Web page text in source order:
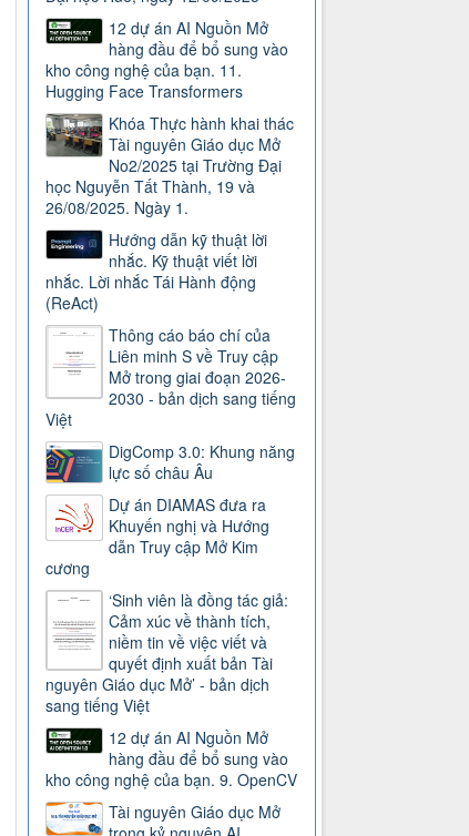
12 dự án AI Nguồn Mở
hàng đầu để bổ sung vào
kho công nghệ của bạn. 11.
Hugging Face Transformers
Khóa Thực hành khai thác
Tài nguyên Giáo dục Mở
No2/2025 tại Trường Đại
học Nguyễn Tất Thành, 19 và
26/08/2025. Ngày 1.
Hướng dẫn kỹ thuật lời
nhắc. Kỹ thuật viết lời
nhắc. Lời nhắc Tái Hành động
(ReAct)
Thông cáo báo chí của
Liên minh S về Truy cập
Mở trong giai đoạn 2026-
2030 - bản dịch sang tiếng
Việt
DigComp 3.0: Khung năng
lực số châu Âu
Dự án DIAMAS đưa ra
Khuyến nghị và Hướng
dẫn Truy cập Mở Kim
cương
‘Sinh viên là đồng tác giả:
Cảm xúc về thành tích,
niềm tin về việc viết và
quyết định xuất bản Tài
nguyên Giáo dục Mở’ - bản dịch
sang tiếng Việt
12 dự án AI Nguồn Mở
hàng đầu để bổ sung vào
kho công nghệ của bạn. 9. OpenCV
Tài nguyên Giáo dục Mở